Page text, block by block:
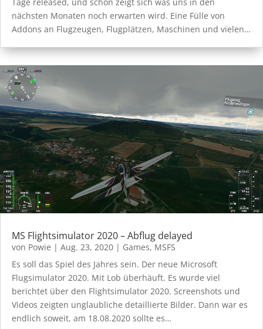
Tage released, und schon zeigt sich was uns in den
nächsten Monaten noch erwarten wird. Eine Fülle von
Addons an Flugzeugen, Flugplätzen, Maschinen und vielen…
MS Flightsimulator 2020 – Abflug delayed
von Powie | Aug. 23, 2020 | Games, MSFS
Es soll das Spiel des Jahres sein. Der neue Microsoft
Flugsimulator 2020. Mit Lob überhäuft. Es wurde viel
berichtet über den Flightsimulator 2020. Screenshots und
Videos zeigten unglaubliche detaillierte Bilder. Dann war es
endlich soweit, am 18.08.2020 sollte es…